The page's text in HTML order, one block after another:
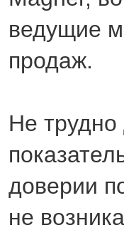
ведущие
продаж.
Не трудно
доверии
не